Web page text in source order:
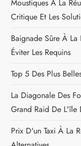
l
’
a
r
t
i
Moustiques À La
Critique Et Les
Baignade Sûre À
Éviter Les Requins
Top 5 Des Plus
La Diagonale Des
Grand Raid De L'île
Prix D'un Taxi À La